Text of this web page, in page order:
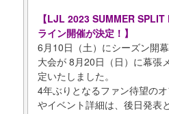
【LJL 2023 SUMMER
ライン開催が決定！】
6月10日（土）にシーズン開
大会が 8月20日（日）に幕張
定いたしました。
4年ぶりとなるファン待望の
やイベント詳細は、後日発表